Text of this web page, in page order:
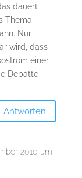
dauert
Thema
Nur
wird, dass
einer
Debatte
Antworten
2010 um